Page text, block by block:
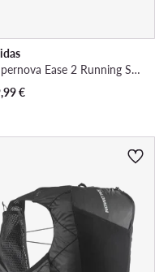
Supernova Ease 2 Running Shoes KJ1829 · Маратонки за бягане
€